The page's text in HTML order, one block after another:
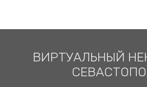
ВИРТУАЛЬНЫЙ